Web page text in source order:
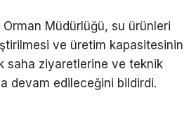
Orman Müdürlüğü, su ürünleri
ve üretim kapasitesinin
saha ziyaretlerine ve teknik
devam edileceğini bildirdi.